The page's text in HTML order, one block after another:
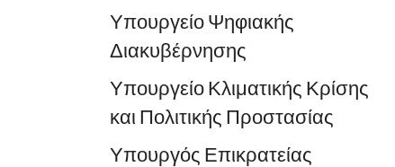
Υπουργείο Ψηφιακής
Διακυβέρνησης
Υπουργείο Κλιματικής Κρίσης
και Πολιτικής Προστασίας
Υπουργός Επικρατείας